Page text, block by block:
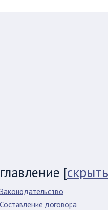
[скрыть
Законодательство
Составление договора